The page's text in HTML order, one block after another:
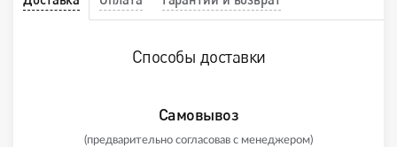
Способы доставки
Самовывоз
(предварительно согласовав с менеджером)